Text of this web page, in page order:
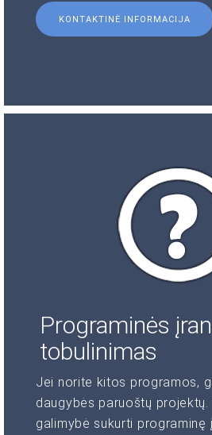
KONTAKTINĖ INFORMACIJA
Programinės
tobulinimas
Jei norite kitos programos,
daugybės paruoštų projektų.
galimybė sukurti programinę